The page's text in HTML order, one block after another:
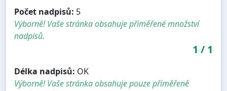
Počet nadpisů: 5
Výborně! Vaše stránka obsahuje přiměřené množství
nadpisů.
1 / 1
Délka nadpisů: OK
Výborně! Vaše stránka obsahuje pouze přiměřeně